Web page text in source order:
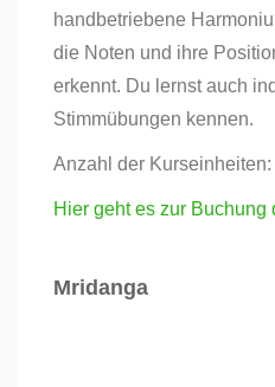
handbetriebene
die Noten und ihre
erkennt. Du lernst auch
Stimmübungen kennen.
Anzahl der Kurseinheiten:
Hier geht es zur Buchung
Mridanga